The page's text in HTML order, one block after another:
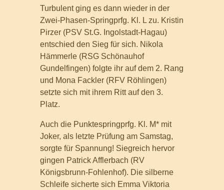
Turbulent ging es dann wieder in der
Zwei-Phasen-Springprfg. Kl. L zu. Kristin
Pirzer (PSV St.G. Ingolstadt-Hagau)
entschied den Sieg für sich. Nikola
Hämmerle (RSG Schönauhof
Gundelfingen) folgte ihr auf dem 2. Rang
und Mona Fackler (RFV Röhlingen)
setzte sich mit ihrem Ritt auf den 3.
Platz.
Auch die Punktespringprfg. Kl. M* mit
Joker, als letzte Prüfung am Samstag,
sorgte für Spannung! Siegreich hervor
gingen Patrick Afflerbach (RV
Königsbrunn-Fohlenhof). Die silberne
Schleife sicherte sich Emma Viktoria